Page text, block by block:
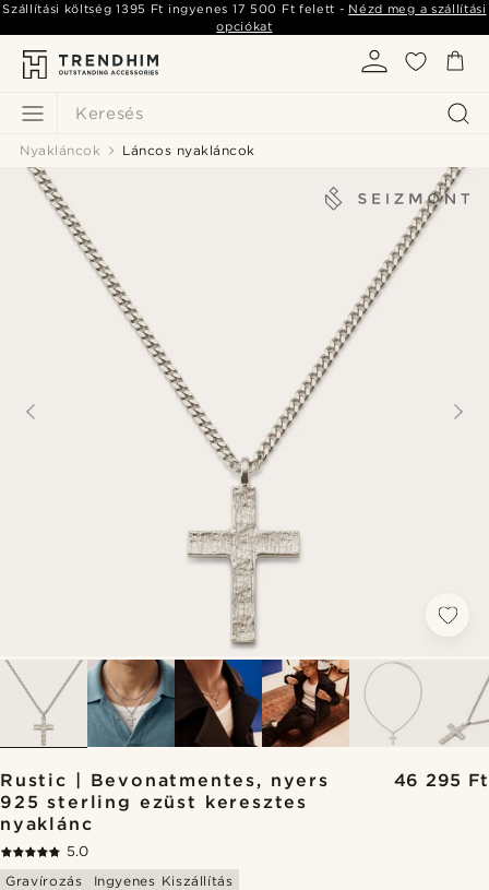
Keresés
Szállítási költség1395 Ft ingyenes 17 500 Ft felett - Nézd meg a szállítási
opciókat
Nyakláncok Láncos nyakláncok
Rustic | Bevonatmentes, nyers
925 sterling ezüst keresztes
nyaklánc
46 295 Ft
5.0
Gravírozás
Ingyenes Kiszállítás